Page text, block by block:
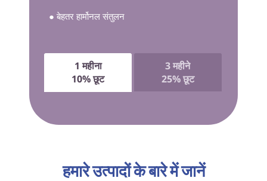
● बेहतर हार्मोनल संतुलन
1 महीना
10% छूट
3 महीने
25% छूट
हमारे उत्पादों के बारे में जानें